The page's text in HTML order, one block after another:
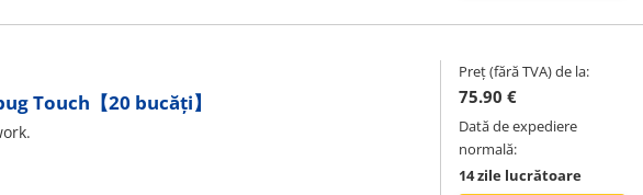
Touch【20 bucăți】
Preț (fără TVA) de la:
75.90 €
Dată de expediere
normală:
14 zile lucrătoare